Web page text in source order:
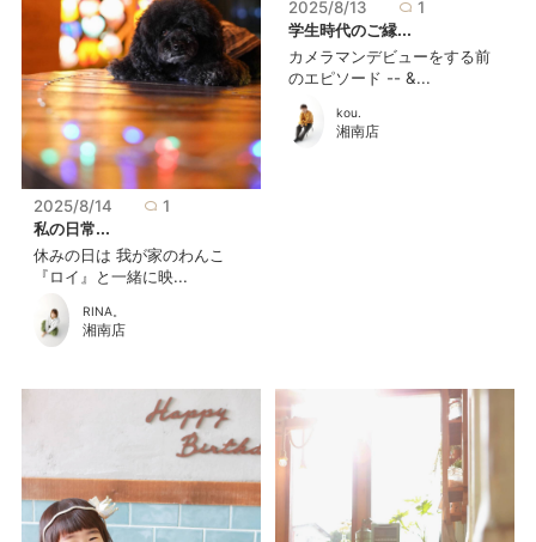
2025/8/14
1
私の日常...
休みの日は 我が家のわんこ
『ロイ』と一緒に映...
RINA。
湘南店
2025/8/13
1
学生時代のご縁...
カメラマンデビューをする前
のエピソード -- &...
kou.
湘南店